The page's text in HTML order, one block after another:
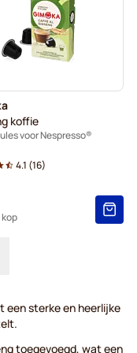
koffie
voor Nespresso®
4.1 (16)
een sterke en heerlijke
toegevoegd, wat een